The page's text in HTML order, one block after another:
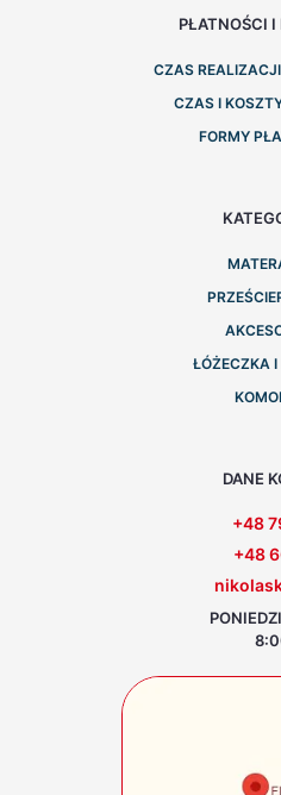
PŁATNOŚCI I
CZAS
CZAS I
FORMY
ŁÓŻECZKA I
DANE
+48
+48